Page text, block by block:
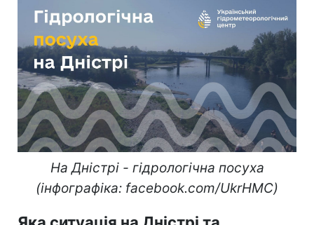
На Дністрі - гідрологічна посуха
(інфографіка: facebook.com/UkrHMC)